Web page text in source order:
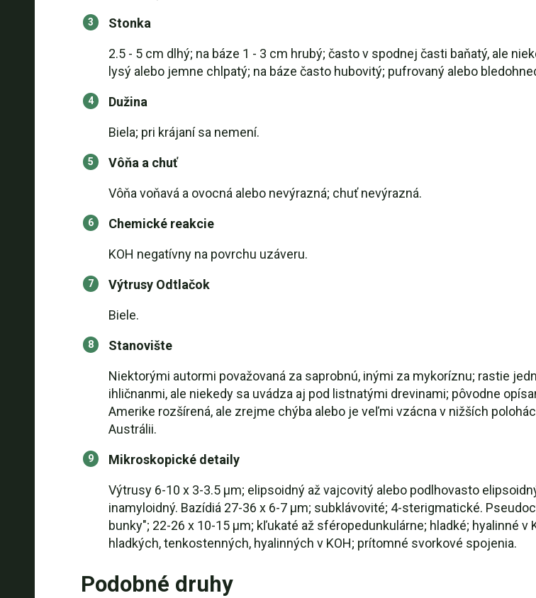
Stonka
2.5 - 5 cm dlhý; na báze 1 - 3 cm hrubý; často v spodnej časti baňatý, ale
lysý alebo jemne chlpatý; na báze často hubovitý; pufrovaný alebo
Dužina
Biela; pri krájaní sa nemení.
Vôňa a chuť
Vôňa voňavá a ovocná alebo nevýrazná; chuť nevýrazná.
Chemické reakcie
KOH negatívny na povrchu uzáveru.
Výtrusy Odtlačok
Biele.
Stanovište
Niektorými autormi považovaná za saprobnú, inými za mykoríznu; rastie
ihličnanmi, ale niekedy sa uvádza aj pod listnatými drevinami; pôvodne
Amerike rozšírená, ale zrejme chýba alebo je veľmi vzácna v nižších
Austrálii.
Mikroskopické detaily
Výtrusy 6-10 x 3-3.5 µm; elipsoidný až vajcovitý alebo podlhovasto
inamyloidný. Bazídiá 27-36 x 6-7 µm; subklávovité; 4-sterigmatické.
bunky"; 22-26 x 10-15 µm; kľukaté až sféropedunkulárne; hladké; hyalinné
hladkých, tenkostenných, hyalinných v KOH; prítomné svorkové spojenia.
Podobné druhy